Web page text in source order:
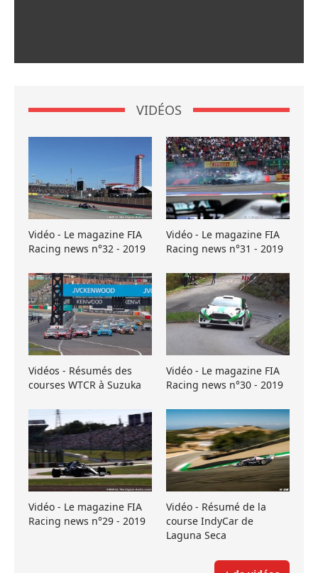
VIDÉOS
Vidéo - Le magazine FIA
Racing news n°32 - 2019
Vidéo - Le magazine FIA
Racing news n°31 - 2019
Vidéos - Résumés des
courses WTCR à Suzuka
Vidéo - Le magazine FIA
Racing news n°30 - 2019
Vidéo - Le magazine FIA
Racing news n°29 - 2019
Vidéo - Résumé de la
course IndyCar de
Laguna Seca